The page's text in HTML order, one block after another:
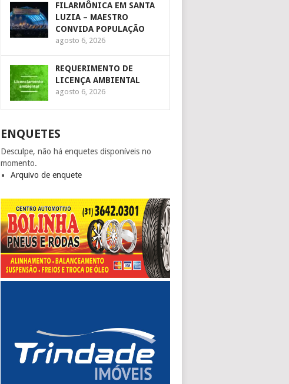
FILARMÔNICA EM SANTA
LUZIA – MAESTRO
CONVIDA POPULAÇÃO
agosto 6, 2026
REQUERIMENTO DE
LICENÇA AMBIENTAL
agosto 6, 2026
ENQUETES
Desculpe, não há enquetes disponíveis no
momento.
Arquivo de enquete